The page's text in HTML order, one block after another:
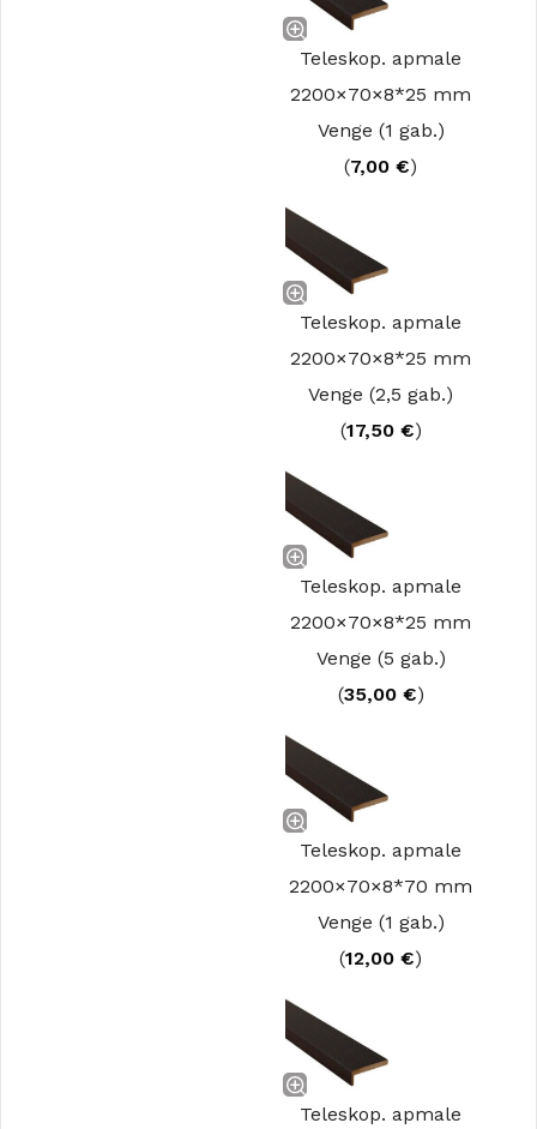
Teleskop. apmale
2200×70×8*25 mm
Venge (1 gab.)
(7,00 €)
Teleskop. apmale
2200×70×8*25 mm
Venge (2,5 gab.)
(17,50 €)
Teleskop. apmale
2200×70×8*25 mm
Venge (5 gab.)
(35,00 €)
Teleskop. apmale
2200×70×8*70 mm
Venge (1 gab.)
(12,00 €)
Teleskop. apmale